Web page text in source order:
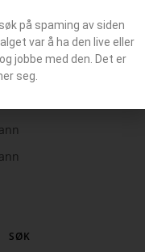
SØK
på spaming av siden
var å ha den live eller
jobbe med den. Det er
seg.